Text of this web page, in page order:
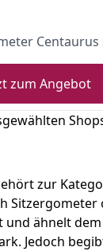
zum Angebot
zur
Sitzergometer
und ähnelt dem
Jedoch